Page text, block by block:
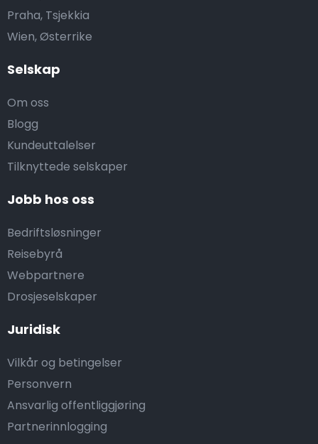
Selskap
Om oss
Blogg
Kundeuttalelser
Tilknyttede selskaper
Jobb hos oss
Bedriftsløsninger
Reisebyrå
Webpartnere
Drosjeselskaper
Juridisk
Vilkår og betingelser
Personvern
Ansvarlig offentliggjøring
Partnerinnlogging
Praha, Tsjekkia
Wien, Østerrike